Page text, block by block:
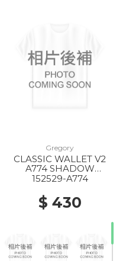
Gregory
CLASSIC WALLET V2
A774 SHADOW
TAPESTRY
152529-A774
$ 430